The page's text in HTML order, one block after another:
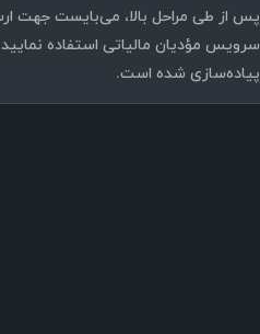
پس از طی مراحل بالا، می‌بایست جهت
سرویس مؤدیان مالیاتی استفاده
پیاده‌سازی شده است.